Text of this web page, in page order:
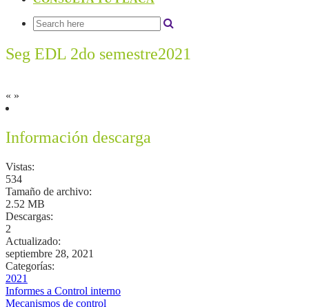
Seg EDL 2do semestre2021
« »
Información descarga
Vistas:
534
Tamaño de archivo:
2.52 MB
Descargas:
2
Actualizado:
septiembre 28, 2021
Categorías:
2021
Informes a Control interno
Mecanismos de control